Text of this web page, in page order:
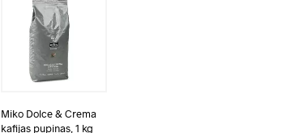
Miko Dolce & Crema
kafijas pupiņas, 1 kg